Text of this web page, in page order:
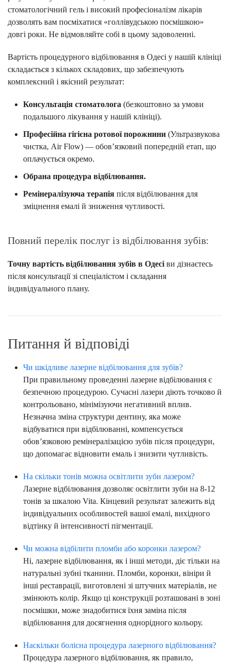
стоматологічний гель і високий професіоналізм лікарів
дозволять вам посміхатися «голлівудською посмішкою»
довгі роки. Не відмовляйте собі в цьому задоволенні.
Вартість процедурного відбілювання в Одесі у нашій клініці
складається з кількох складових, що забезпечують
комплексний і якісний результат:
Консультація стоматолога (безкоштовно за умови
подальшого лікування у нашій клініці).
Професійна гігієна ротової порожнини (Ультразвукова
чистка, Air Flow) — обов’язковий попередній етап, що
оплачується окремо.
Обрана процедура відбілювання.
Ремінералізуюча терапія після відбілювання для
зміцнення емалі й зниження чутливості.
Повний перелік послуг із відбілювання зубів:
Точну вартість відбілювання зубів в Одесі ви дізнаєтесь
після консультації зі спеціалістом і складання
індивідуального плану.
Питання й відповіді
Чи шкідливе лазерне відбілювання для зубів?
При правильному проведенні лазерне відбілювання є
безпечною процедурою. Сучасні лазери діють точково й
контрольовано, мінімізуючи негативний вплив.
Незначна зміна структури дентину, яка може
відбуватися при відбілюванні, компенсується
обов’язковою ремінералізацією зубів після процедури,
що допомагає відновити емаль і знизити чутливість.
На скільки тонів можна освітлити зуби лазером?
Лазерне відбілювання дозволяє освітлити зуби на 8-12
тонів за шкалою Vita. Кінцевий результат залежить від
індивідуальних особливостей вашої емалі, вихідного
відтінку й інтенсивності пігментації.
Чи можна відбілити пломби або коронки лазером?
Ні, лазерне відбілювання, як і інші методи, діє тільки на
натуральні зубні тканини. Пломби, коронки, вініри й
інші реставрації, виготовлені зі штучних матеріалів, не
змінюють колір. Якщо ці конструкції розташовані в зоні
посмішки, може знадобитися їхня заміна після
відбілювання для досягнення однорідного кольору.
Наскільки болісна процедура лазерного відбілювання?
Процедура лазерного відбілювання, як правило,